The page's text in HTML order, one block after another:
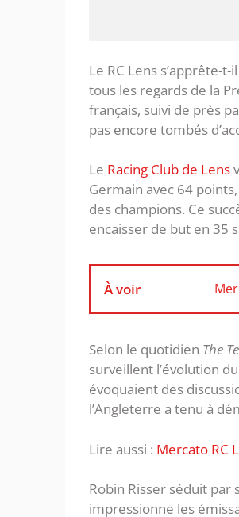
Le RC Lens s’apprête-
tous les regards de la
français, suivi de près
pas encore tombés
Le Racing Club de Lens
Germain avec 64
des champions. Ce
encaisser de but en 35
À voir
Selon le quotidien The
surveillent l’évolution
évoquaient des
l’Angleterre a tenu à
Lire aussi : Mercato RC
Robin Risser séduit par
impressionne les